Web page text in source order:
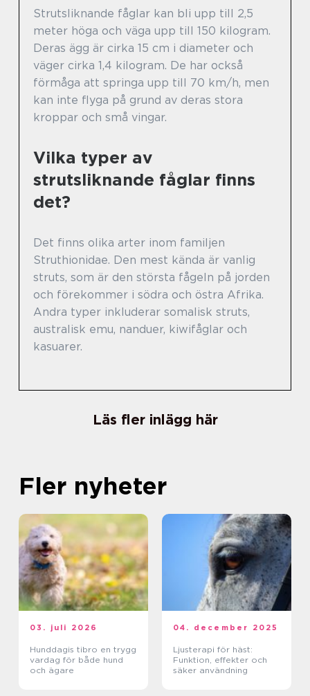
Strutsliknande fåglar kan bli upp till 2,5
meter höga och väga upp till 150 kilogram.
Deras ägg är cirka 15 cm i diameter och
väger cirka 1,4 kilogram. De har också
förmåga att springa upp till 70 km/h, men
kan inte flyga på grund av deras stora
kroppar och små vingar.
Vilka typer av
strutsliknande fåglar finns
det?
Det finns olika arter inom familjen
Struthionidae. Den mest kända är vanlig
struts, som är den största fågeln på jorden
och förekommer i södra och östra Afrika.
Andra typer inkluderar somalisk struts,
australisk emu, nanduer, kiwifåglar och
kasuarer.
Läs fler inlägg här
Fler nyheter
03. juli 2026
Hunddagis tibro en trygg
vardag för både hund
och ägare
04. december 2025
Ljusterapi för häst:
Funktion, effekter och
säker användning